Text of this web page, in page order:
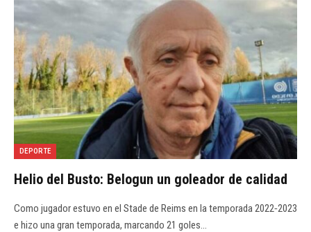
DEPORTE
Helio del Busto: Belogun un goleador de calidad
Como jugador estuvo en el Stade de Reims en la temporada 2022‑2023
e hizo una gran temporada, marcando 21 goles…